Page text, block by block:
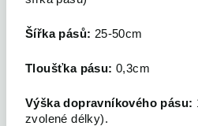
Šířka pásů: 25-50cm
Tloušťka pásu: 0,3cm
Výška dopravníkového pásu:
zvolené délky).